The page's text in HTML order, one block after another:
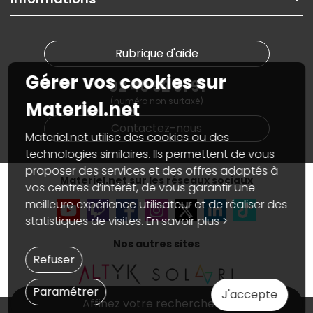
Affinez votre recherche
Informations
On rachète votre carte graphique
PC sur mesure : Votre RDV personnalisé
Materiel.net recrute
Notre programme d'affiliation
Partenariat & Sponsoring
Nos marques
Conditions générales de vente
Marketplace
Informations légales
Données personnellesetcookies
Gérer vos cookies
Accessibilité : non conforme
Rubrique d'aide
02 40 92 91 91
(numéro non surtaxé)
Contactez-nous
Materiel.net sur les réseaux sociaux
Nos autres sites
Gérer vos cookies sur
Materiel.net
Materiel.net utilise des cookies ou des
technologies similaires. Ils permettent de vous
proposer des services et des offres adaptés à
vos centres d’intérêt, de vous garantir une
meilleure expérience utilisateur et de réaliser des
statistiques de visites.En savoir plus >
J'accepte
Paramétrer
Refuser